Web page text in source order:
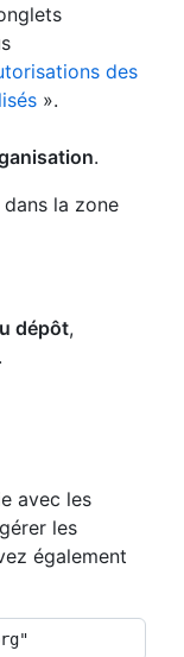
des
».
.
la zone
dépôt,
avec les
les
également